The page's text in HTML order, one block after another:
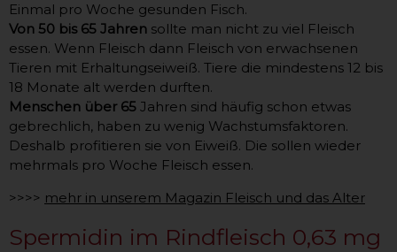
Einmal pro Woche gesunden Fisch.
Von 50 bis 65 Jahren sollte man nicht zu viel Fleisch
essen. Wenn Fleisch dann Fleisch von erwachsenen
Tieren mit Erhaltungseiweiß. Tiere die mindestens 12 bis
18 Monate alt werden durften.
Menschen über 65 Jahren sind häufig schon etwas
gebrechlich, haben zu wenig Wachstumsfaktoren.
Deshalb profitieren sie von Eiweiß. Die sollen wieder
mehrmals pro Woche Fleisch essen.
>>>> mehr in unserem Magazin Fleisch und das Alter
Spermidin im Rindfleisch 0,63 mg